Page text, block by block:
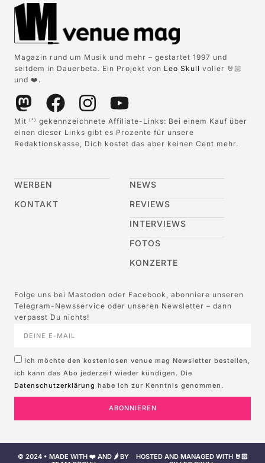
Magazin rund um Musik und mehr – gestartet 1997 und
seitdem in Dauerbeta. Ein Projekt von Leo Skull voller 🤘🏻
und ❤️.
Mit (*)
gekennzeichnete Affiliate-Links: Bei einem Kauf über
einen dieser Links gibt es Prozente für unsere
Redaktionskasse, Dich kostet das aber keinen Cent mehr.
WERBEN
KONTAKT
NEWS
REVIEWS
INTERVIEWS
FOTOS
KONZERTE
Folge uns bei Mastodon oder Facebook, abonniere unseren
Telegram-Newsservice oder unseren Newsletter – dann
verpasst Du nichts!
Ich möchte den kostenlosen venue mag Newsletter bestellen,
ich kann das Abo jederzeit wieder kündigen. Die
Datenschutzerklärung habe ich zur Kenntnis genommen.
ABONNIEREN
© 2024 • MADE WITH ❤️ AND 🌶️ BY
HOSTED AND MANAGED WITH 🤘🏻